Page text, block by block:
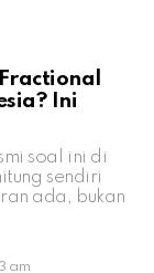
Ini
soal ini di
sendiri
ada, bukan
am